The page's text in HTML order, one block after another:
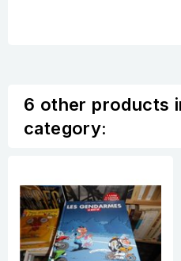
6 other products
category: